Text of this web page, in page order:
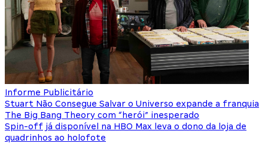
Informe Publicitário
Stuart Não Consegue Salvar o Universo expande a franquia
The Big Bang Theory com “herói” inesperado
Spin-off já disponível na HBO Max leva o dono da loja de
quadrinhos ao holofote